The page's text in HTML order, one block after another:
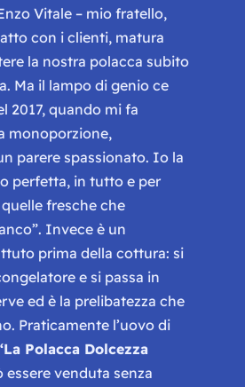
Vitale – mio fratello,
con i clienti, matura
la nostra polacca subito
Ma il lampo di genio ce
2017, quando mi fa
monoporzione,
parere spassionato. Io la
perfetta, in tutto e per
fresche che
”. Invece è un
prima della cottura: si
e si passa in
ed è la prelibatezza che
Praticamente l’uovo di
Polacca Dolcezza
essere venduta senza